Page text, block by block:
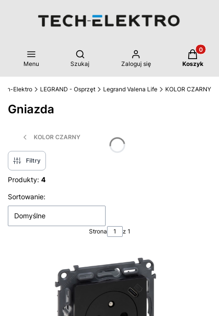
Menu
Otwórz wyszukiwarkę
Szukaj Zaloguj się Koszyk
Elektro LEGRAND - Osprzęt Legrand Valena Life KOLOR CZARNY
Gniazda
KOLOR CZARNY
Filtry
Produkty: 4
Lista produktów
Sortowanie:
Domyślne
Strona z 1